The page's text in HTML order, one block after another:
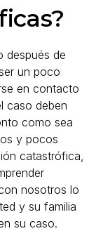
después de
un poco
en contacto
caso deben
como sea
y pocos
catastrófica,
nosotros lo
y su familia
su caso.